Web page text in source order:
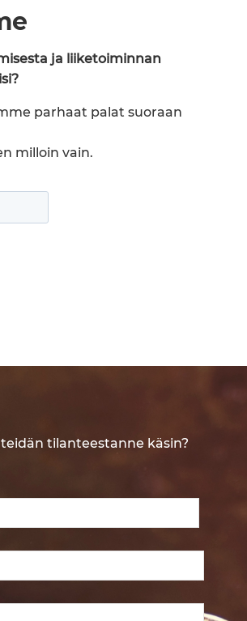
ja liiketoiminnan
parhaat palat suoraan
milloin vain.
tilanteestanne käsin?